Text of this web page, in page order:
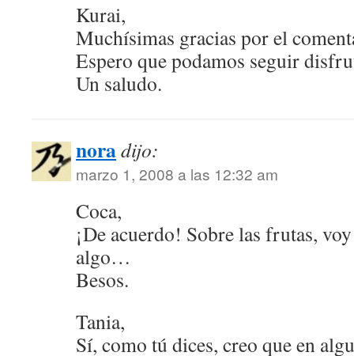
Kurai,
Muchísimas gracias por el
Espero que podamos seguir
Un saludo.
noradijo:
marzo 1, 2008 a las 12:32 am
Coca,
¡De acuerdo! Sobre las frutas,
algo…
Besos.
Tania,
Sí, como tú dices, creo que en